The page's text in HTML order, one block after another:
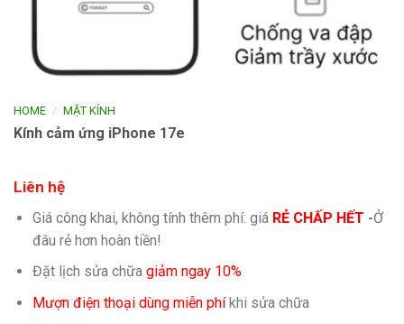
HOME / MẶT KÍNH
Kính cảm ứng iPhone 17e
Liên hệ
Giá công khai, không tính thêm phí: giá RẺ CHẤP HẾT -Ở
đâu rẻ hơn hoàn tiền!
Đặt lịch sửa chữa giảm ngay 10%
Mượn điện thoại dùng miễn phíkhi sửa chữa